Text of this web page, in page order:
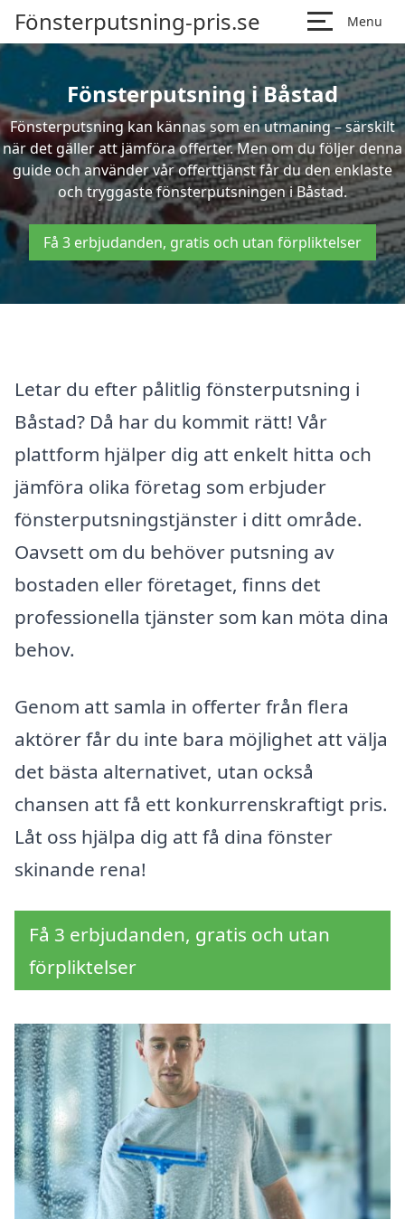
Fönsterputsning-pris.se Menu
Fönsterputsning i Båstad
Fönsterputsning kan kännas som en utmaning – särskilt
när det gäller att jämföra offerter. Men om du följer denna
guide och använder vår offerttjänst får du den enklaste
och tryggaste fönsterputsningen i Båstad.
Få 3 erbjudanden, gratis och utan förpliktelser
Letar du efter pålitlig fönsterputsning i
Båstad? Då har du kommit rätt! Vår
plattform hjälper dig att enkelt hitta och
jämföra olika företag som erbjuder
fönsterputsningstjänster i ditt område.
Oavsett om du behöver putsning av
bostaden eller företaget, finns det
professionella tjänster som kan möta dina
behov.
Genom att samla in offerter från flera
aktörer får du inte bara möjlighet att välja
det bästa alternativet, utan också
chansen att få ett konkurrenskraftigt pris.
Låt oss hjälpa dig att få dina fönster
skinande rena!
Få 3 erbjudanden, gratis och utan
förpliktelser